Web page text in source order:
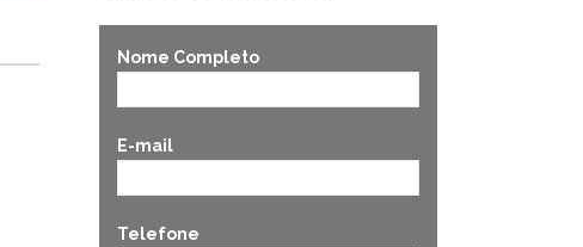
Nome Completo
E-mail
Telefone